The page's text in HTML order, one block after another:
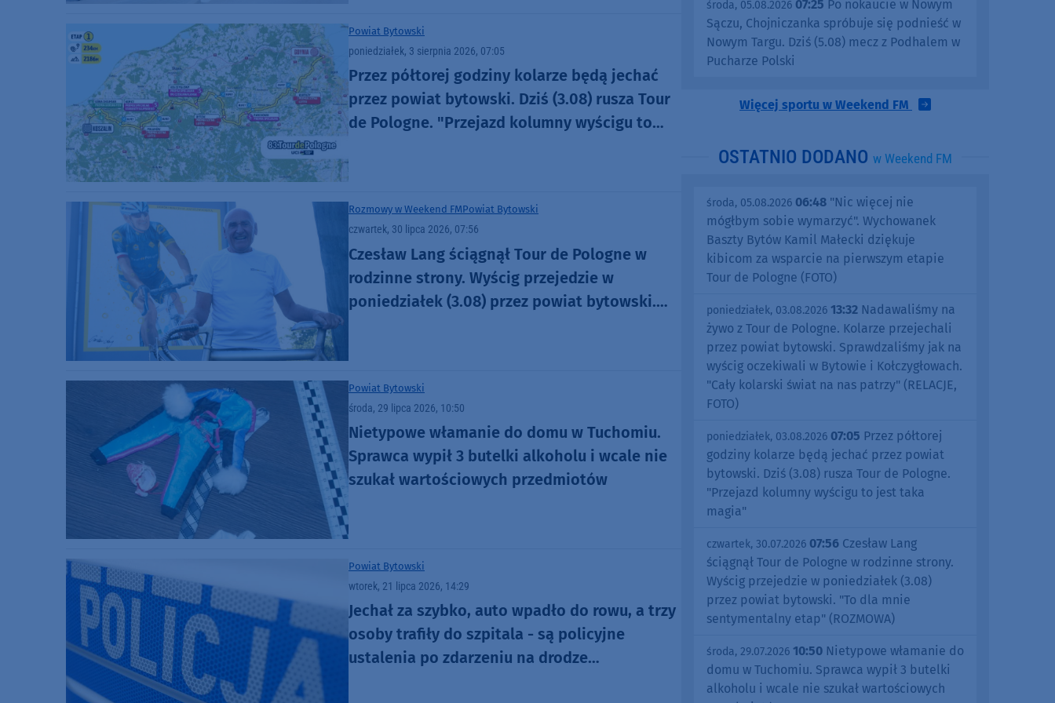
Powiat Bytowski
poniedziałek, 3 sierpnia 2026, 07:05
Przez półtorej godziny kolarze będą jechać
przez powiat bytowski. Dziś (3.08) rusza Tour
de Pologne. "Przejazd kolumny wyścigu to
Rozmowy w Weekend FMPowiat Bytowski
czwartek, 30 lipca 2026, 07:56
Czesław Lang ściągnął Tour de Pologne w
rodzinne strony. Wyścig przejedzie w
poniedziałek (3.08) przez powiat bytowski.
Powiat Bytowski
środa, 29 lipca 2026, 10:50
Nietypowe włamanie do domu w Tuchomiu.
Sprawca wypił 3 butelki alkoholu i wcale nie
szukał wartościowych przedmiotów
Powiat Bytowski
wtorek, 21 lipca 2026, 14:29
Jechał za szybko, auto wpadło do rowu, a trzy
osoby trafiły do szpitala - są policyjne
ustalenia po zdarzeniu na drodze
środa, 05.08.2026 07:25 Po nokaucie w Nowym
Sączu, Chojniczanka spróbuje się podnieść w
Nowym Targu. Dziś (5.08) mecz z Podhalem w
Pucharze Polski
Więcej sportu w Weekend FM
OSTATNIO DODANO w Weekend FM
środa, 05.08.2026 06:48 "Nic więcej nie
mógłbym sobie wymarzyć". Wychowanek
Baszty Bytów Kamil Małecki dziękuje
kibicom za wsparcie na pierwszym etapie
Tour de Pologne (FOTO)
poniedziałek, 03.08.2026 13:32 Nadawaliśmy na
żywo z Tour de Pologne. Kolarze przejechali
przez powiat bytowski. Sprawdzaliśmy jak na
wyścig oczekiwali w Bytowie i Kołczygłowach.
"Cały kolarski świat na nas patrzy" (RELACJE,
FOTO)
poniedziałek, 03.08.2026 07:05 Przez półtorej
godziny kolarze będą jechać przez powiat
bytowski. Dziś (3.08) rusza Tour de Pologne.
"Przejazd kolumny wyścigu to jest taka
magia"
czwartek, 30.07.2026 07:56 Czesław Lang
ściągnął Tour de Pologne w rodzinne strony.
Wyścig przejedzie w poniedziałek (3.08)
przez powiat bytowski. "To dla mnie
sentymentalny etap" (ROZMOWA)
środa, 29.07.2026 10:50 Nietypowe włamanie do
domu w Tuchomiu. Sprawca wypił 3 butelki
alkoholu i wcale nie szukał wartościowych